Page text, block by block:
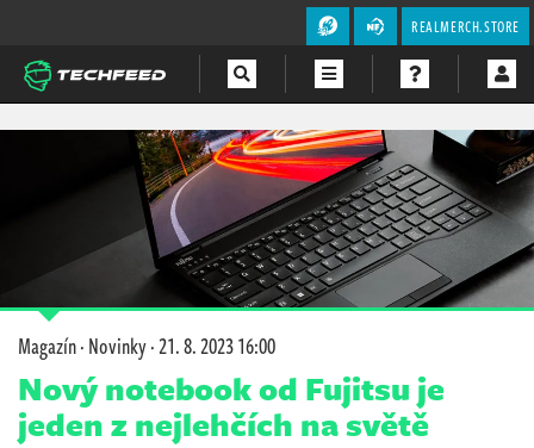
REALMERCH.STORE
Magazín·Novinky·21. 8. 2023 16:00
Nový notebook od Fujitsu je
jeden z nejlehčích na světě